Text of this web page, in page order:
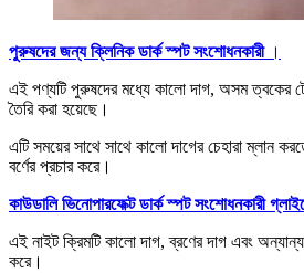
পুরুষদের জন্য ক্লিনিক ডার্ক স্পট সংশোধনকারী।
এই পণ্যটি পুরুষদের মধ্যে কালো দাগ, অসম ত্বকের
তৈরি করা হয়েছে।
এটি সময়ের সাথে সাথে কালো দাগের চেহারা ম্লান
বর্ণের প্রচার করে।
কাউডালি ভিনোপারফেক্ট ডার্ক স্পট সংশোধনকারী
এই নাইট ক্রিমটি কালো দাগ, ব্রণের দাগ এবং
করে।